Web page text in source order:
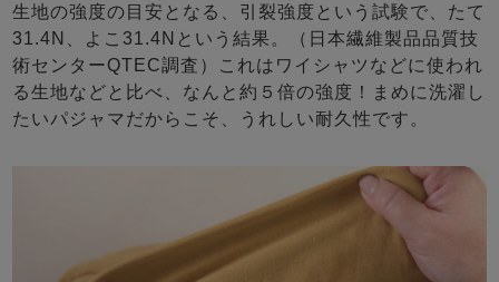
生地の強度の目安となる、引裂強度という試験で、たて
31.4N、よこ31.4Nという結果。（日本繊維製品品質技
術センターQTEC調査）これはワイシャツなどに使われ
る生地などと比べ、なんと約５倍の強度！まめに洗濯し
たいパジャマだからこそ、うれしい耐久性です。